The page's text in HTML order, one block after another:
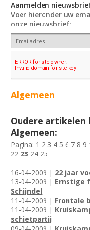
Aanmelden
Voer hieronder uw
onze nieuwsbrief:
Algemeen
Oudere artikelen
Algemeen:
Pagina: 1 2 3 4 5 6 7 8 9
22 23 24 25
16-04-2009 | 22 jaar
13-04-2009 | Ernstige
Schijndel
11-04-2009 | Frontale
11-04-2009 |
schietpartij